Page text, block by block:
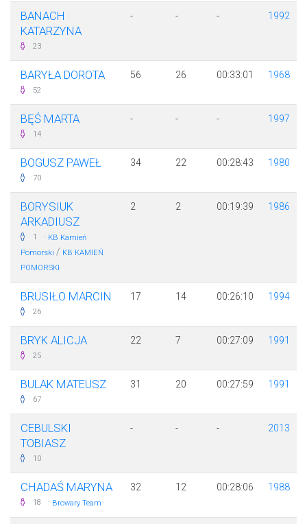
BANACH
KATARZYNA
23
- - - 1992
BARYŁA DOROTA
52
56 26 00:33:01 1968
BĘŚ MARTA
14
- - - 1997
BOGUSZ PAWEŁ
70
34 22 00:28:43 1980
BORYSIUK
ARKADIUSZ
1 · KB Kamień
Pomorski / KB KAMIEŃ
POMORSKI
2 2 00:19:39 1986
BRUSIŁO MARCIN
26
17 14 00:26:10 1994
BRYK ALICJA
25
22 7 00:27:09 1991
BULAK MATEUSZ
67
31 20 00:27:59 1991
CEBULSKI
TOBIASZ
10
- - - 2013
CHADAŚ MARYNA
18 · Browary Team
32 12 00:28:06 1988